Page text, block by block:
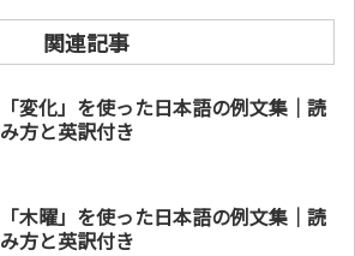
関連記事
「変化」を使った日本語の例文集｜読
み方と英訳付き
「木曜」を使った日本語の例文集｜読
み方と英訳付き